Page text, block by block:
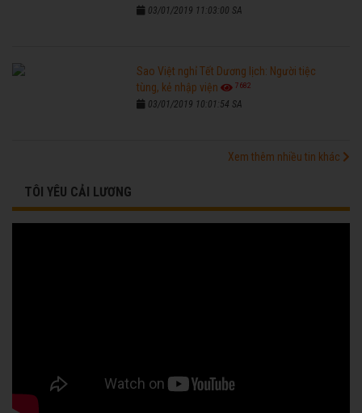
03/01/2019 11:03:00 SA
Sao Việt nghỉ Tết Dương lịch: Người tiệc
tùng, kẻ nhập viện
7682
03/01/2019 10:01:54 SA
Xem thêm nhiều tin khác
TÔI YÊU CẢI LƯƠNG